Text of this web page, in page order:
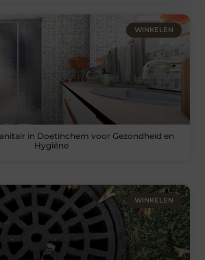
WINKELEN
in Doetinchem voor Gezondheid en
Hygiëne
WINKELEN